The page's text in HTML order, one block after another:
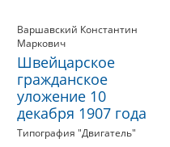
Варшавский Константин
Маркович
Швейцарское
гражданское
уложение 10
декабря 1907 года
Типография "Двигатель"